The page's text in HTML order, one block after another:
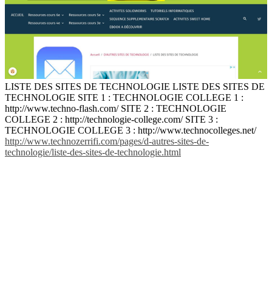
LISTE DES SITES DE TECHNOLOGIE LISTE DES SITES DE
TECHNOLOGIE SITE 1 : TECHNOLOGIE COLLEGE 1 :
http://www.techno-flash.com/ SITE 2 : TECHNOLOGIE
COLLEGE 2 : http://technologie-college.com/ SITE 3 :
TECHNOLOGIE COLLEGE 3 : http://www.technocolleges.net/
http://www.technozerrifi.com/pages/d-autres-sites-de-
technologie/liste-des-sites-de-technologie.html